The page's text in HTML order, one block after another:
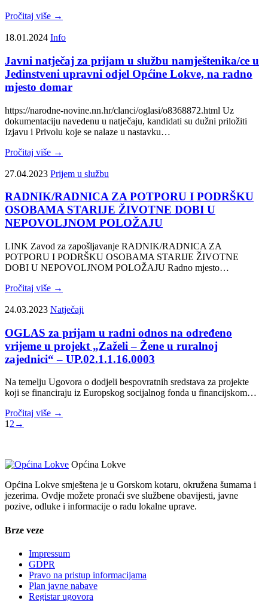
Pročitaj više →
18.01.2024 Info
Javni natječaj za prijam u službu namještenika/ce u
Jedinstveni upravni odjel Općine Lokve, na radno
mjesto domar
https://narodne-novine.nn.hr/clanci/oglasi/o8368872.html Uz
dokumentaciju navedenu u natječaju, kandidati su dužni priložiti
Izjavu i Privolu koje se nalaze u nastavku…
Pročitaj više →
27.04.2023 Prijem u službu
RADNIK/RADNICA ZA POTPORU I PODRŠKU
OSOBAMA STARIJE ŽIVOTNE DOBI U
NEPOVOLJNOM POLOŽAJU
LINK Zavod za zapošljavanje RADNIK/RADNICA ZA
POTPORU I PODRŠKU OSOBAMA STARIJE ŽIVOTNE
DOBI U NEPOVOLJNOM POLOŽAJU Radno mjesto…
Pročitaj više →
24.03.2023 Natječaji
OGLAS za prijam u radni odnos na određeno
vrijeme u projekt „Zaželi – Žene u ruralnoj
zajednici“ – UP.02.1.1.16.0003
Na temelju Ugovora o dodjeli bespovratnih sredstava za projekte
koji se financiraju iz Europskog socijalnog fonda u financijskom…
Pročitaj više →
12→
Općina Lokve
Općina Lokve smještena je u Gorskom kotaru, okružena šumama i
jezerima. Ovdje možete pronaći sve službene obavijesti, javne
pozive, odluke i informacije o radu lokalne uprave.
Brze veze
Impressum
GDPR
Pravo na pristup informacijama
Plan javne nabave
Registar ugovora